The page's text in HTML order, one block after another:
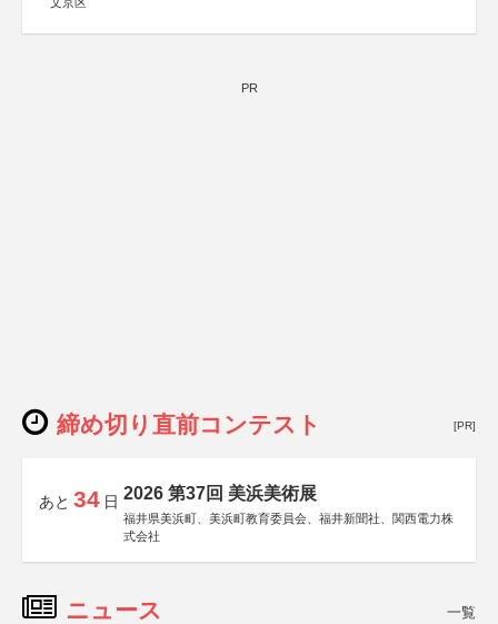
PR
締め切り直前コンテスト [PR]
あと 34 日 2026 第37回 美浜美術展
福井県美浜町、美浜町教育委員会、福井新聞社、関西電力株
式会社
ニュース 一覧